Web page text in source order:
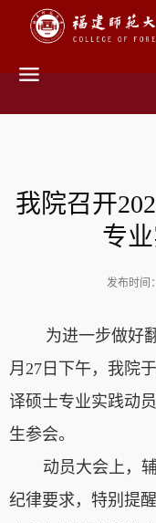
我院召开
专
发布时间
为进一步做好
月 27 日下午，我院
译硕士专业实践动
生参会。
动员大会上，
纪律要求，特别提